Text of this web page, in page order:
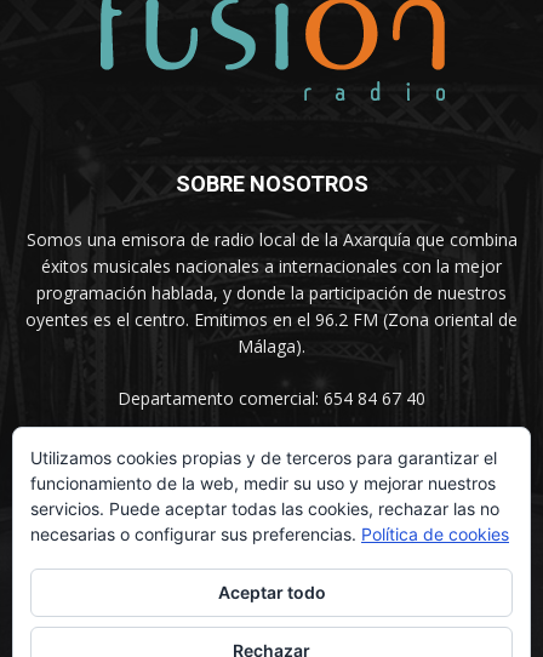
SOBRE NOSOTROS
Somos una emisora de radio local de la Axarquía que combina
éxitos musicales nacionales a internacionales con la mejor
programación hablada, y donde la participación de nuestros
oyentes es el centro. Emitimos en el 96.2 FM (Zona oriental de
Málaga).
Departamento comercial: 654 84 67 40
SÍGUENOS
Utilizamos cookies propias y de terceros para garantizar el
funcionamiento de la web, medir su uso y mejorar nuestros
servicios. Puede aceptar todas las cookies, rechazar las no
necesarias o configurar sus preferencias. Política de cookies
Aceptar todo
Rechazar